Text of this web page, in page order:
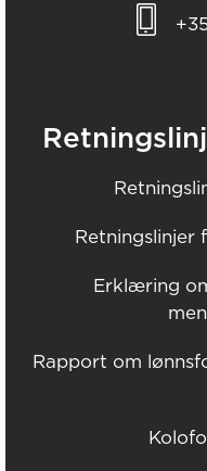
Retningslinjer
Erklæring
Rapport om